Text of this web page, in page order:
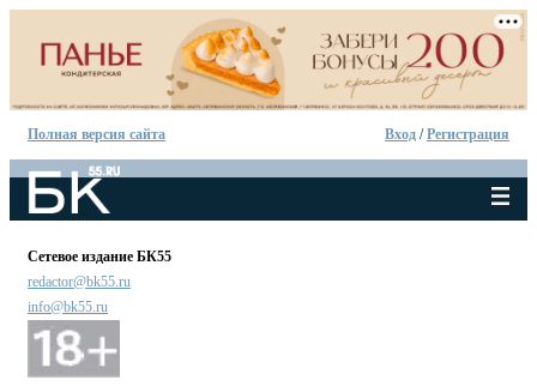
Полная версия сайта Вход /Регистрация
Сетевое издание БК55
redactor@bk55.ru
info@bk55.ru